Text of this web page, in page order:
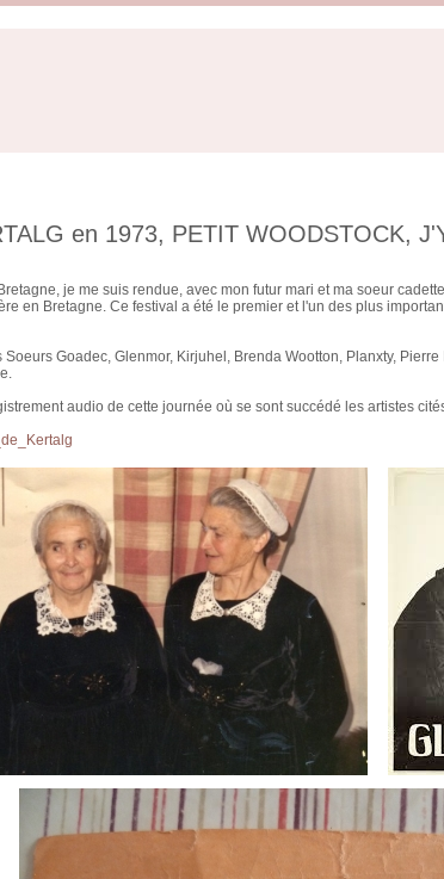
en 1973, PETIT WOODSTOCK,
je me suis rendue, avec mon futur mari et ma soeur
en Bretagne. Ce festival a été le premier et l'un des plus
Goadec, Glenmor, Kirjuhel, Brenda Wootton, Planxty,
audio de cette journée où se sont succédé les artistes